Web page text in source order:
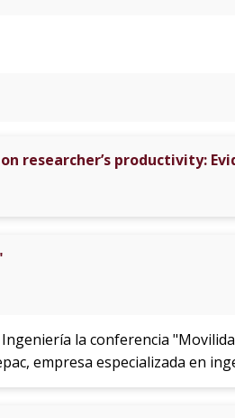
researcher’s productivity:
la conferencia
empresa especializada en